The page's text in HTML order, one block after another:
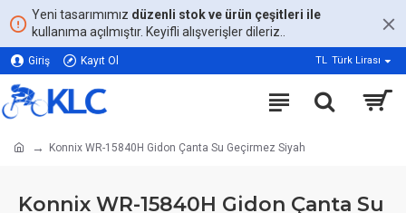
Yeni tasarımımız düzenli stok ve ürün çeşitleri ile
kullanıma açılmıştır. Keyifli alışverişler dileriz..
Giriş Kayıt Ol TL Türk Lirası
Konnix WR-15840H Gidon Çanta Su Geçirmez Siyah
Konnix WR-15840H Gidon Çanta Su